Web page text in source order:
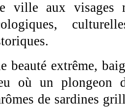
ville aux visages
beauté extrême,
où un plongeon
de sardines